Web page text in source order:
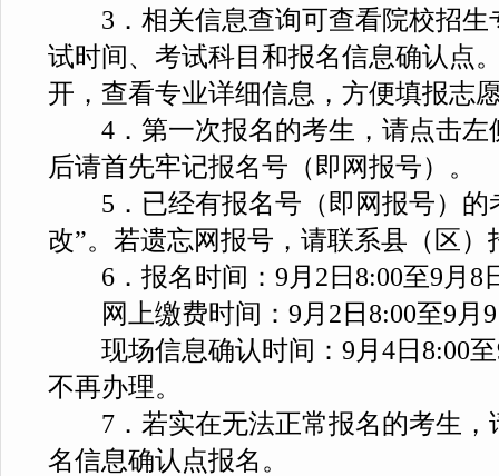
3．相关信息查询可查看院校招生
试时间、考试科目和报名信息确认点
开，查看专业详细信息，方便填报志
4．第一次报名的考生，请点击左
后请首先牢记报名号（即网报号）。
5．已经有报名号（即网报号）的
改”。若遗忘网报号，请联系县（区
6．报名时间：9月2日8:00至9月8
网上缴费时间：9月2日8:00至9月9
现场信息确认时间：9月4日8:00至
不再办理。
7．若实在无法正常报名的考生，
名信息确认点报名。